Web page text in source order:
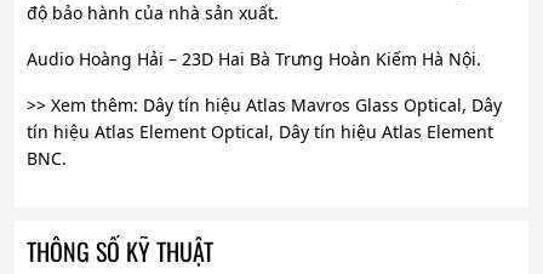
độ bảo hành của nhà sản xuất.
Audio Hoàng Hải – 23D Hai Bà Trưng Hoàn Kiếm Hà Nội.
>> Xem thêm: Dây tín hiệu Atlas Mavros Glass Optical, Dây
tín hiệu Atlas Element Optical, Dây tín hiệu Atlas Element
BNC.
THÔNG SỐ KỸ THUẬT